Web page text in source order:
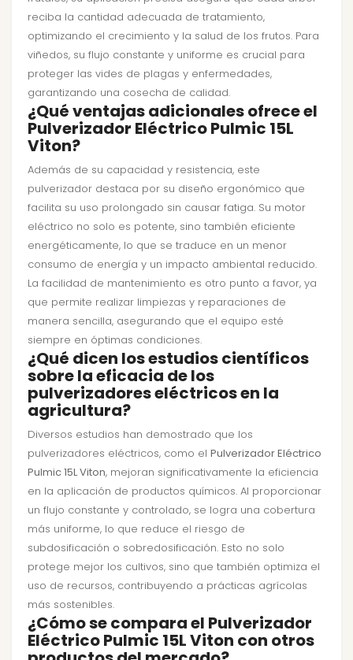
reciba la cantidad adecuada de tratamiento,
optimizando el crecimiento y la salud de los frutos. Para
viñedos, su flujo constante y uniforme es crucial para
proteger las vides de plagas y enfermedades,
garantizando una cosecha de calidad.
¿Qué ventajas adicionales ofrece el
Pulverizador Eléctrico Pulmic 15L
Viton?
Además de su capacidad y resistencia, este
pulverizador destaca por su diseño ergonómico que
facilita su uso prolongado sin causar fatiga. Su motor
eléctrico no solo es potente, sino también eficiente
energéticamente, lo que se traduce en un menor
consumo de energía y un impacto ambiental reducido.
La facilidad de mantenimiento es otro punto a favor, ya
que permite realizar limpiezas y reparaciones de
manera sencilla, asegurando que el equipo esté
siempre en óptimas condiciones.
¿Qué dicen los estudios científicos
sobre la eficacia de los
pulverizadores eléctricos en la
agricultura?
Diversos estudios han demostrado que los
pulverizadores eléctricos, como el Pulverizador Eléctrico
Pulmic 15L Viton, mejoran significativamente la eficiencia
en la aplicación de productos químicos. Al proporcionar
un flujo constante y controlado, se logra una cobertura
más uniforme, lo que reduce el riesgo de
subdosificación o sobredosificación. Esto no solo
protege mejor los cultivos, sino que también optimiza el
uso de recursos, contribuyendo a prácticas agrícolas
más sostenibles.
¿Cómo se compara el Pulverizador
Eléctrico Pulmic 15L Viton con otros